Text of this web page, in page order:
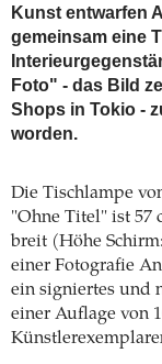
Kunst entwarfen
gemeinsam eine
Foto" - das Bild
Shops in Tokio -
worden.
Die Tischlampe
"Ohne Titel" ist 57
breit (Höhe
einer Fotografie
ein signiertes und
einer Auflage von